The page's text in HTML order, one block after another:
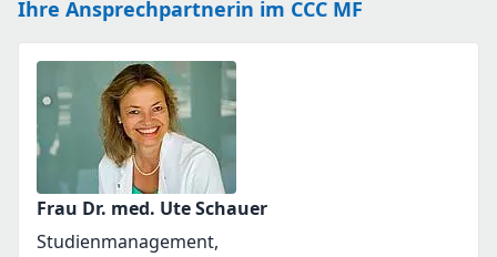
Ihre Ansprechpartnerin im CCC MF
Frau Dr. med. Ute Schauer
Studienmanagement,